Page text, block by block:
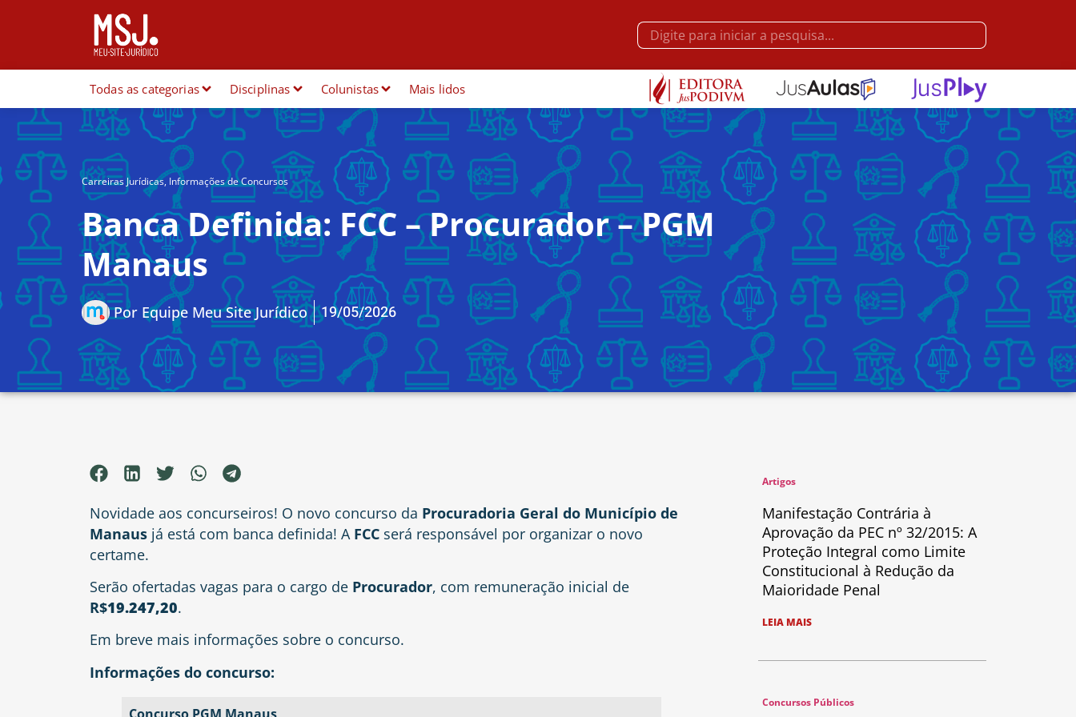
Todas as categorias Disciplinas Colunistas Mais lidos
Carreiras Jurídicas, Informações de Concursos
Banca Definida: FCC – Procurador – PGM
Manaus
Por Equipe Meu Site Jurídico 19/05/2026
Novidade aos concurseiros! O novo concurso da Procuradoria Geral do Município de
Manaus já está com banca definida! A FCC será responsável por organizar o novo
certame.
Serão ofertadas vagas para o cargo de Procurador, com remuneração inicial de
R$19.247,20.
Em breve mais informações sobre o concurso.
Informações do concurso:
Artigos
Manifestação Contrária à
Aprovação da PEC nº 32/2015: A
Proteção Integral como Limite
Constitucional à Redução da
Maioridade Penal
LEIA MAIS
Concursos Públicos